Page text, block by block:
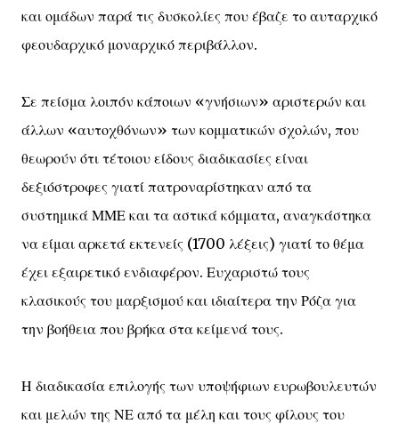
και ομάδων παρά τις δυσκολίες που έβαζε το αυταρχικό
φεουδαρχικό μοναρχικό περιβάλλον.
Σε πείσμα λοιπόν κάποιων «γνήσιων» αριστερών και
άλλων «αυτοχθόνων» των κομματικών σχολών, που
θεωρούν ότι τέτοιου είδους διαδικασίες είναι
δεξιόστροφες γιατί πατροναρίστηκαν από τα
συστημικά ΜΜΕ και τα αστικά κόμματα, αναγκάστηκα
να είμαι αρκετά εκτενείς (1700 λέξεις) γιατί το θέμα
έχει εξαιρετικό ενδιαφέρον. Ευχαριστώ τους
κλασικούς του μαρξισμού και ιδιαίτερα την Ρόζα για
την βοήθεια που βρήκα στα κείμενά τους.
Η διαδικασία επιλογής των υποψήφιων ευρωβουλευτών
και μελών της ΝΕ από τα μέλη και τους φίλους του